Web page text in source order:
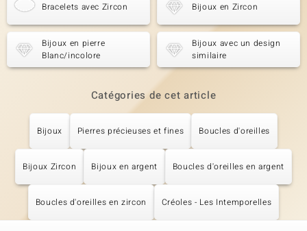
Bracelets avec Zircon Bijoux en Zircon
Bijoux en pierre
Blanc/incolore
Bijoux avec un design
similaire
Catégories de cet article
Bijoux Pierres précieuses et fines Boucles d'oreilles
Bijoux Zircon Bijoux en argent Boucles d'oreilles en argent
Boucles d'oreilles en zircon Créoles - Les Intemporelles